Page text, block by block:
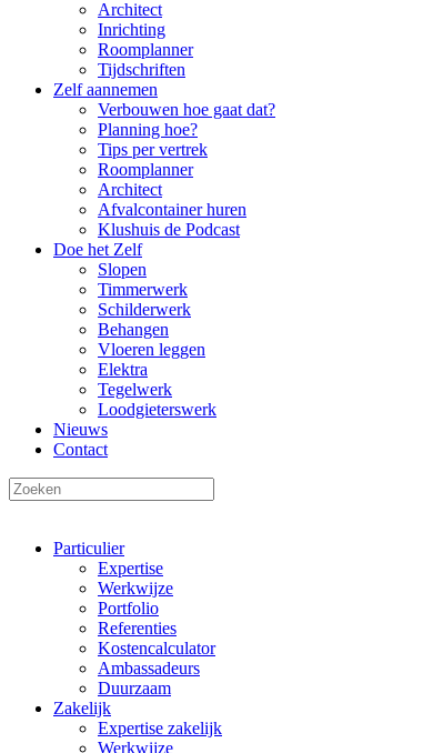
Architect
Inrichting
Roomplanner
Tijdschriften
Zelf aannemen
Verbouwen hoe gaat dat?
Planning hoe?
Tips per vertrek
Roomplanner
Architect
Afvalcontainer huren
Klushuis de Podcast
Doe het Zelf
Slopen
Timmerwerk
Schilderwerk
Behangen
Vloeren leggen
Elektra
Tegelwerk
Loodgieterswerk
Nieuws
Contact
Particulier
Expertise
Werkwijze
Portfolio
Referenties
Kostencalculator
Ambassadeurs
Duurzaam
Zakelijk
Expertise zakelijk
Werkwijze